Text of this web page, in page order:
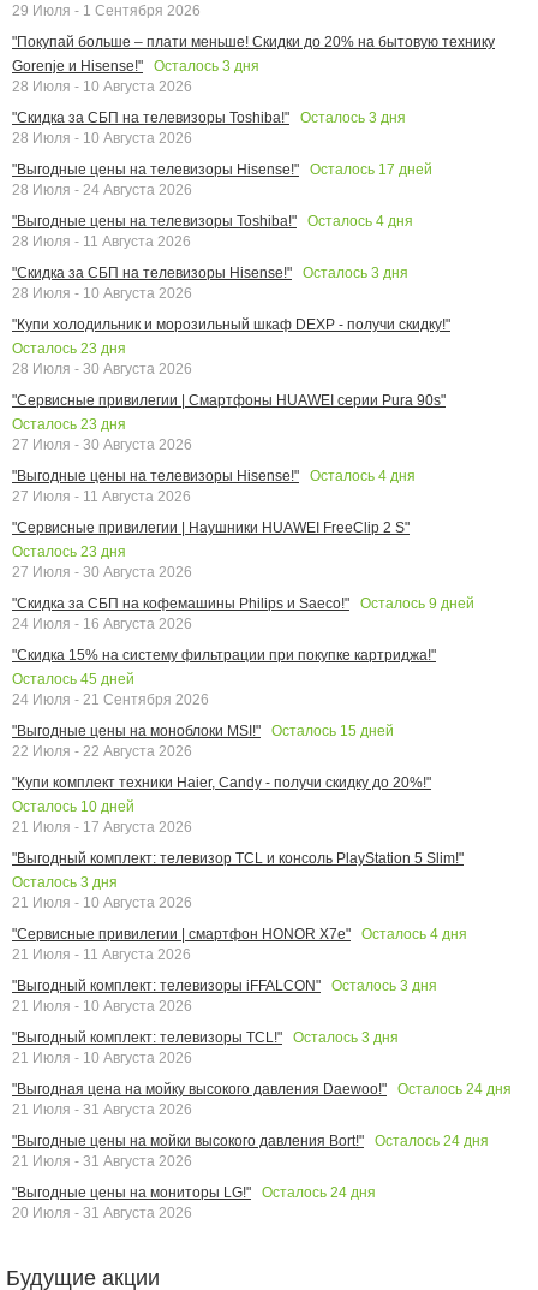
29 Июля - 1 Сентября 2026
"Покупай больше – плати меньше! Скидки до 20% на бытовую технику
Gorenje и Hisense!"
Осталось 3 дня
28 Июля - 10 Августа 2026
"Скидка за СБП на телевизоры Toshiba!"
Осталось 3 дня
28 Июля - 10 Августа 2026
"Выгодные цены на телевизоры Hisense!"
Осталось 17 дней
28 Июля - 24 Августа 2026
"Выгодные цены на телевизоры Toshiba!"
Осталось 4 дня
28 Июля - 11 Августа 2026
"Скидка за СБП на телевизоры Hisense!"
Осталось 3 дня
28 Июля - 10 Августа 2026
"Купи холодильник и морозильный шкаф DEXP - получи скидку!"
Осталось 23 дня
28 Июля - 30 Августа 2026
"Сервисные привилегии | Смартфоны HUAWEI серии Pura 90s"
Осталось 23 дня
27 Июля - 30 Августа 2026
"Выгодные цены на телевизоры Hisense!"
Осталось 4 дня
27 Июля - 11 Августа 2026
"Сервисные привилегии | Наушники HUAWEI FreeClip 2 S"
Осталось 23 дня
27 Июля - 30 Августа 2026
"Скидка за СБП на кофемашины Philips и Saeco!"
Осталось 9 дней
24 Июля - 16 Августа 2026
"Скидка 15% на систему фильтрации при покупке картриджа!"
Осталось 45 дней
24 Июля - 21 Сентября 2026
"Выгодные цены на моноблоки MSI!"
Осталось 15 дней
22 Июля - 22 Августа 2026
"Купи комплект техники Haier, Candy - получи скидку до 20%!"
Осталось 10 дней
21 Июля - 17 Августа 2026
"Выгодный комплект: телевизор TCL и консоль PlayStation 5 Slim!"
Осталось 3 дня
21 Июля - 10 Августа 2026
"Сервисные привилегии | смартфон HONOR X7e"
Осталось 4 дня
21 Июля - 11 Августа 2026
"Выгодный комплект: телевизоры iFFALCON"
Осталось 3 дня
21 Июля - 10 Августа 2026
"Выгодный комплект: телевизоры TCL!"
Осталось 3 дня
21 Июля - 10 Августа 2026
"Выгодная цена на мойку высокого давления Daewoo!"
Осталось 24 дня
21 Июля - 31 Августа 2026
"Выгодные цены на мойки высокого давления Bort!"
Осталось 24 дня
21 Июля - 31 Августа 2026
"Выгодные цены на мониторы LG!"
Осталось 24 дня
20 Июля - 31 Августа 2026
Будущие акции